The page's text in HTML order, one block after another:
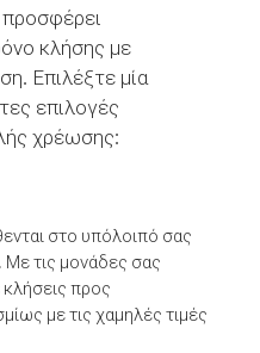
κλήσης με
Επιλέξτε μία
επιλογές
χρέωσης:
στο υπόλοιπό σας
τις μονάδες σας
κλήσεις προς
με τις χαμηλές τιμές